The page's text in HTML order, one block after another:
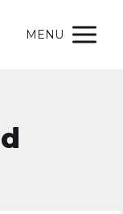
MENU